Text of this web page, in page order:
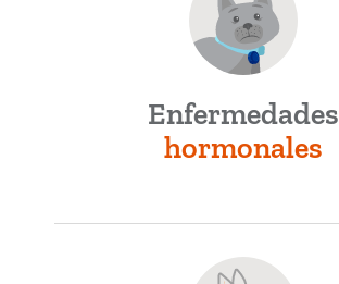
Enfermedades
hormonales